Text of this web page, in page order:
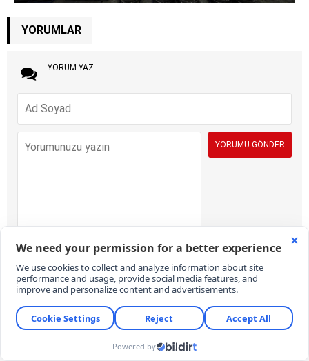
YORUMLAR
YORUM YAZ
İÇERİK VE ONAY KURALLARI:KARAR Gazetesi yorum sütunları ifade
hürriyetinin kullanımı için vardır. Sayfalarımız, temel insan haklarına,
değerler çerçevesinde yazılan yorumlara açıktır. Yorumların içerik ve
imla kalitesi gazete kadar okurların da sorumluluğundadır. Hakaret,
küfür, rencide edici cümleler veya imalar, imla kuralları ile yazılmamış,
Türkçe karakter kullanılmayan ve büyük harflerle yazılmış yorumlar
içeriğine bakılmaksızın onaylanmamaktadır. Özensizce belirlenmiş